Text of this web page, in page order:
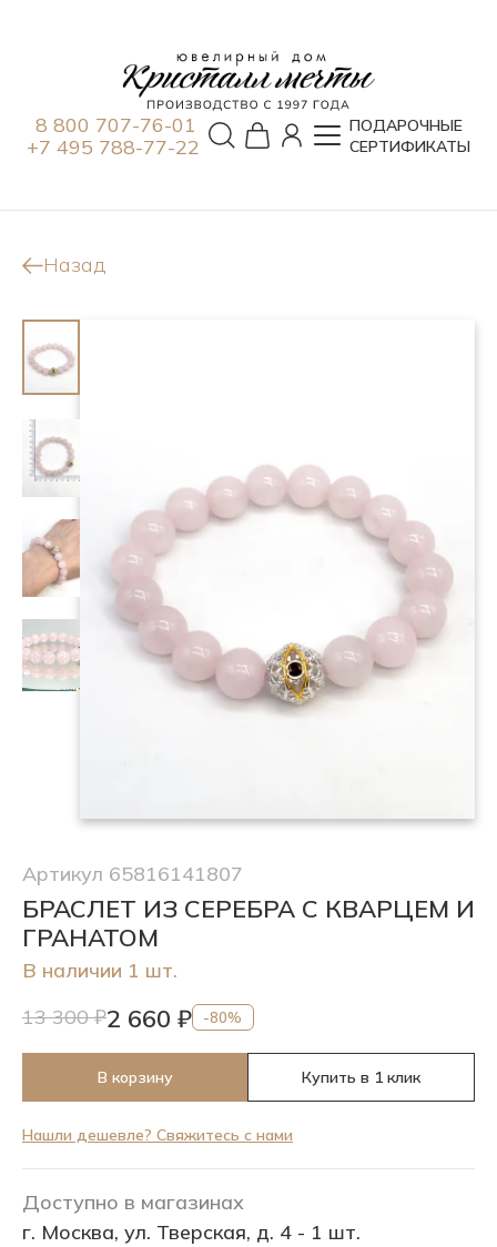
8 800 707-76-01
+7 495 788-77-22
ПОДАРОЧНЫЕ
СЕРТИФИКАТЫ
Назад
Артикул 65816141807
БРАСЛЕТ ИЗ СЕРЕБРА С КВАРЦЕМ И
ГРАНАТОМ
В наличии 1 шт.
13 300 ₽2 660 ₽ -80%
В корзину Купить в 1 клик
Нашли дешевле? Свяжитесь с нами
Доступно в магазинах
г. Москва, ул. Тверская, д. 4 - 1 шт.